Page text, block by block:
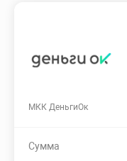
МКК ДеньгиОк
Сумма